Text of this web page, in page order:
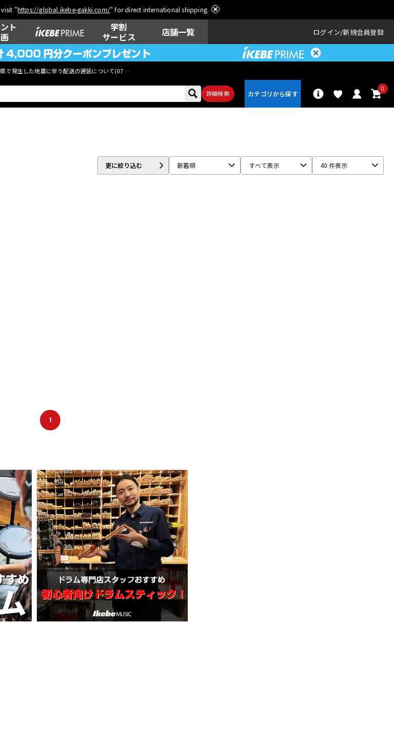
visit "https://global.ikebe-gakki.com/" for direct international shipping.
ト
学割
サービス
店舗一覧 ログイン 新規会員登録
県で発生した地震に伴う配送の遅延について(07月29日
詳細検索
0
更に絞り込む 新着順 すべて表示 40 件表示
1